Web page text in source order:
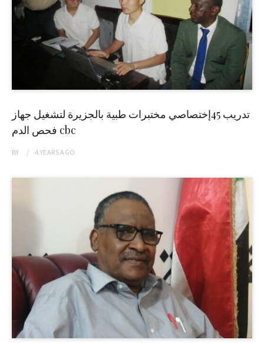
تدريب 45إختصاصي مختبرات طبية بالجزيرة لتشغيل جهاز
فحص الدم cbc
BY 4 YEARSAGO